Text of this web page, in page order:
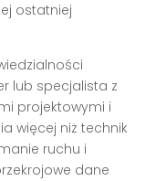
ostatniej
lub specjalista z
projektowymi i
więcej niż technik
ruchu i
dane